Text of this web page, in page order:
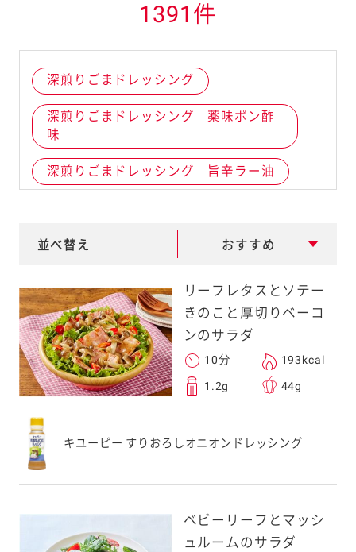
1391件
深煎りごまドレッシング
深煎りごまドレッシング 薬味ポン酢
味
深煎りごまドレッシング 旨辛ラー油
レモンドレッシング
フレンチドレッシング（白）
フレンチドレッシング（セパレート）
イタリアンドレッシング
チョレギサラダドレッシング
並べ替え おすすめ
リーフレタスとソテー
きのこと厚切りベーコ
ンのサラダ
10分 193kcal
1.2g 44g
キユーピー すりおろしオニオンドレッシング
ベビーリーフとマッシ
ュルームのサラダ